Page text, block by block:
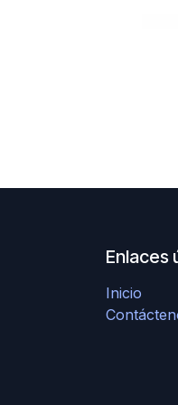
Enlaces
Inicio